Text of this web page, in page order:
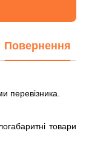
Повернення
перевізника.
товари